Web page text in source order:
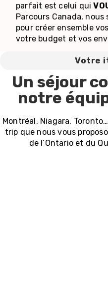
parfait est celui qui
Parcours Canada, nous
pour créer ensemble
votre budget et vos
Votre
Un séjour
notre
Montréal, Niagara,
trip que nous vous
de l’Ontario et du